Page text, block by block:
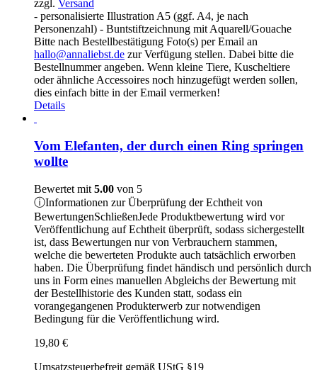
zzgl. Versand
- personalisierte Illustration A5 (ggf. A4, je nach
Personenzahl) - Buntstiftzeichnung mit Aquarell/Gouache
Bitte nach Bestellbestätigung Foto(s) per Email an
hallo@annaliebst.de zur Verfügung stellen. Dabei bitte die
Bestellnummer angeben. Wenn kleine Tiere, Kuscheltiere
oder ähnliche Accessoires noch hinzugefügt werden sollen,
dies einfach bitte in der Email vermerken!
Details
Vom Elefanten, der durch einen Ring springen
wollte
Bewertet mit 5.00 von 5
ⓘInformationen zur Überprüfung der Echtheit von
BewertungenSchließenJede Produktbewertung wird vor
Veröffentlichung auf Echtheit überprüft, sodass sichergestellt
ist, dass Bewertungen nur von Verbrauchern stammen,
welche die bewerteten Produkte auch tatsächlich erworben
haben. Die Überprüfung findet händisch und persönlich durch
uns in Form eines manuellen Abgleichs der Bewertung mit
der Bestellhistorie des Kunden statt, sodass ein
vorangegangenen Produkterwerb zur notwendigen
Bedingung für die Veröffentlichung wird.
19,80 €
Umsatzsteuerbefreit gemäß UStG §19